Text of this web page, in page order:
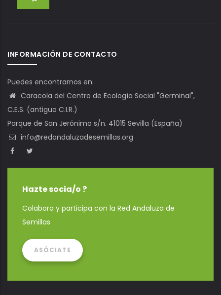
INFORMACIÓN DE CONTACTO
Puedes encontrarnos en:
Caracola del Centro de Ecología Social "Germinal",
C.E.S. (antiguo C.I.R.)
Parque de San Jerónimo s/n. 41015 Sevilla (España)
info@redandaluzadesemillas.org
Hazte socia/o ?
Colabora y participa con la Red Andaluza de
Semillas
ASÓCIATE